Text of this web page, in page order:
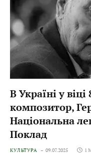
В Україні у
композитор,
Національна
Поклад
КУЛЬТУРА 09.07.2025 1